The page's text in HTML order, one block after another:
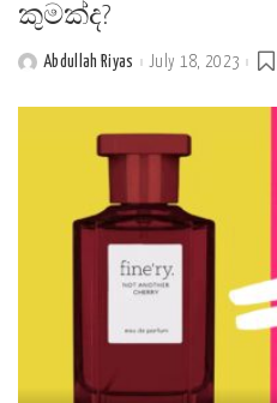
කුමක්ද?
PostedAbdullah Riyas July 18, 2023